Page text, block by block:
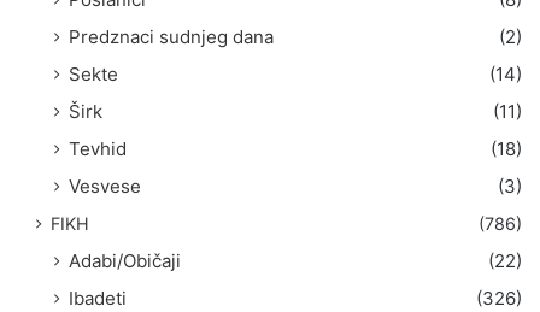
Predznaci sudnjeg dana
(2)
Sekte
(14)
Širk
(11)
Tevhid
(18)
Vesvese
(3)
FIKH (786)
Adabi/Običaji
(22)
Ibadeti
(326)